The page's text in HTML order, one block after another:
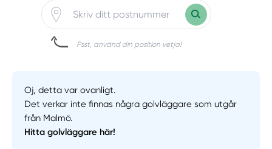
Psst, använd din position vetja!
Oj, detta var ovanligt.
Det verkar inte finnas några golvläggare som utgår
från Malmö.
Hitta golvläggare här!